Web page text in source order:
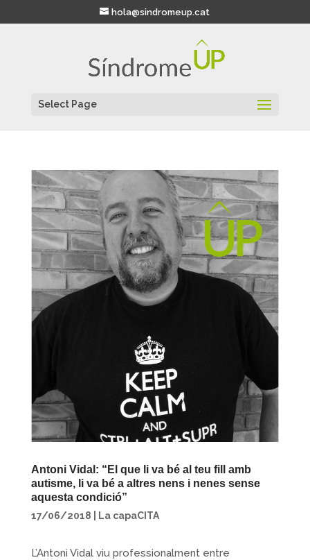
hola@sindromeup.cat
Select Page
Antoni Vidal: “El que li va bé al teu fill amb
autisme, li va bé a altres nens i nenes sense
aquesta condició”
17/06/2018 La capaCITA
L’Antoni Vidal viu professionalment entre